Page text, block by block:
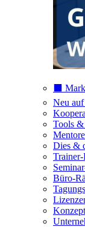
⬛️
Neu
Tools &
Dies &
Büro-